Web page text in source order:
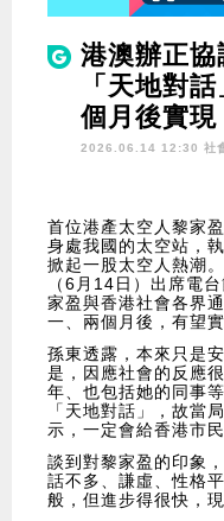
港澳辦正協
「天地對
個月後實現
2026.06.14 12:30 社
首位港產太空人黎家
身處我國的太空站，
掀起一股太空人熱潮
（6月14日）出席電
家盈與香港社會各界
一、兩個月後，有望
孫東透露，本來只是
是，因應社會的反應
年、也包括她的同事
「天地對話」，故當
示，一定會給香港市
談到對黎家盈的印象
話不多、謙虛、性格
般，但進步得很快，